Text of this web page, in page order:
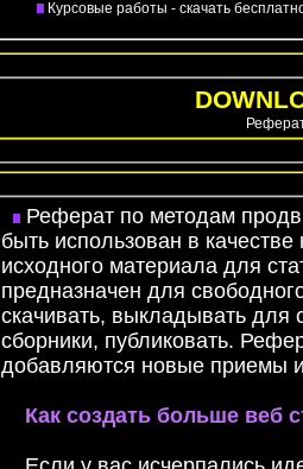
Курсовые работы - скачать
Реферат по методам
быть использован в
исходного материала для
предназначен для
скачивать, выкладывать для
сборники, публиковать.
добавляются новые приемы
Как создать больше веб